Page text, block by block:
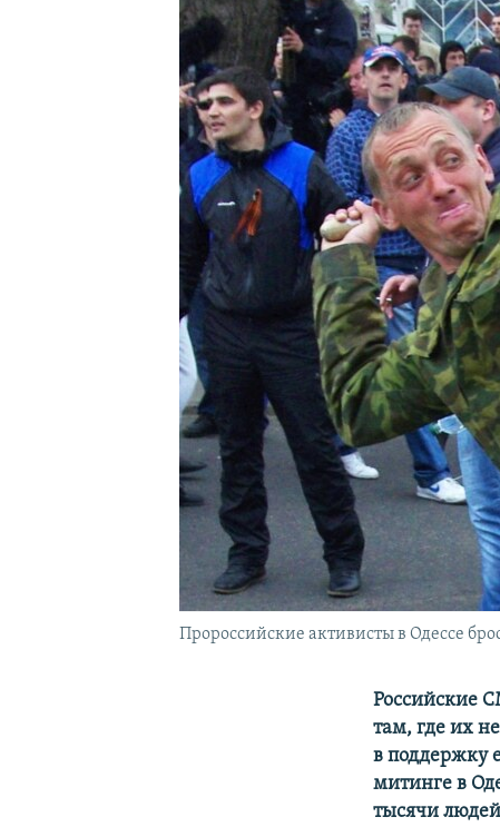
УКРАИНСКАЯ ПРОБЛЕМА КРЫМА
Пророссийские активисты в Одессе
Российские
там, где их
в поддержку
митинге в
тысячи